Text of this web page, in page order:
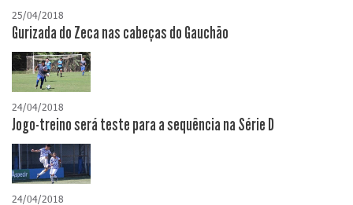
25/04/2018
Gurizada do Zeca nas cabeças do Gauchão
24/04/2018
Jogo-treino será teste para a sequência na Série D
24/04/2018